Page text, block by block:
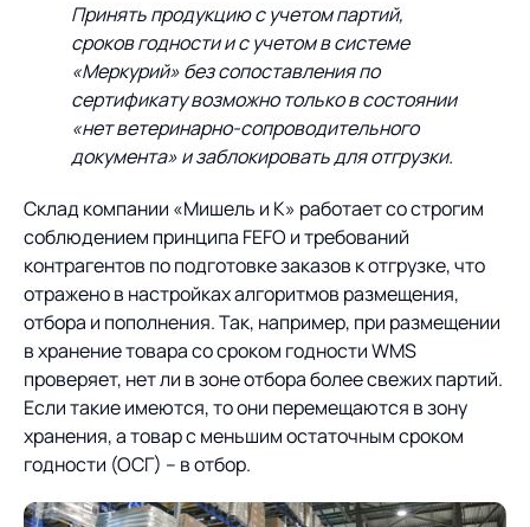
Принять продукцию с учетом партий,
сроков годности и с учетом в системе
«Меркурий» без сопоставления по
сертификату возможно только в состоянии
«нет ветеринарно-сопроводительного
документа» и заблокировать для отгрузки.
Склад компании «Мишель и К» работает со строгим
соблюдением принципа FEFO и требований
контрагентов по подготовке заказов к отгрузке, что
отражено в настройках алгоритмов размещения,
отбора и пополнения. Так, например, при размещении
в хранение товара со сроком годности WMS
проверяет, нет ли в зоне отбора более свежих партий.
Если такие имеются, то они перемещаются в зону
хранения, а товар с меньшим остаточным сроком
годности (ОСГ) – в отбор.